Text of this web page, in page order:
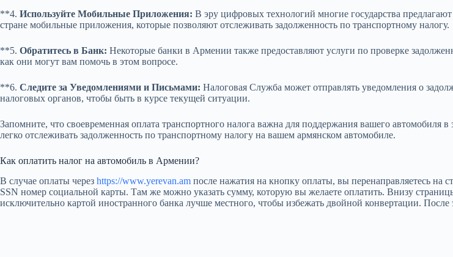
**4. Используйте Мобильные Приложения: В эру цифровых технологий многие государства
стране мобильные приложения, которые позволяют отслеживать задолженность по транспортному налогу.
**5. Обратитесь в Банк: Некоторые банки в Армении также предоставляют услуги по проверке
как они могут вам помочь в этом вопросе.
**6. Следите за Уведомлениями и Письмами: Налоговая Служба может отправлять уведомления о
налоговых органов, чтобы быть в курсе текущей ситуации.
Запомните, что своевременная оплата транспортного налога важна для поддержания вашего
легко отслеживать задолженность по транспортному налогу на вашем армянском автомобиле.
Как оплатить налог на автомобиль в Армении?
В случае оплаты через https://www.yerevan.am после нажатия на кнопку оплаты, вы перенаправляетесь на
SSN номер социальной карты. Там же можно указать сумму, которую вы желаете оплатить. Внизу
исключительно картой иностранного банка лучше местного, чтобы избежать двойной конвертации.